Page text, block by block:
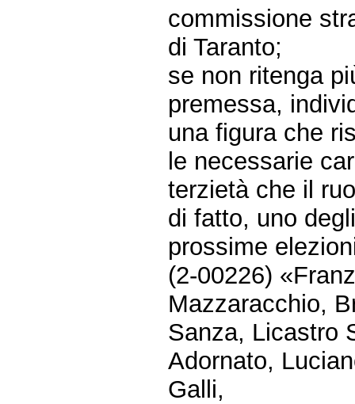
commissione
di Taranto;
se non ritenga
premessa,
una figura che
le necessarie
terzietà che il
di fatto, uno
prossime
(2-00226)
Mazzaracchio,
Sanza, Licastro
Adornato,
Galli,